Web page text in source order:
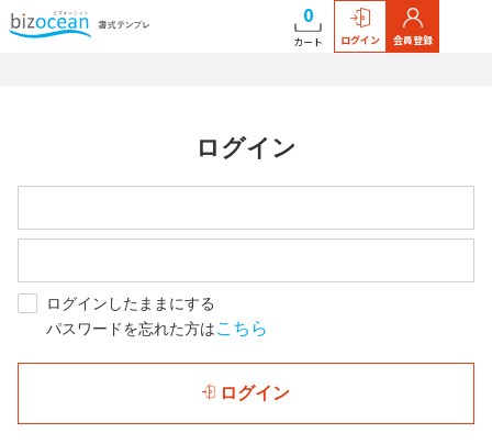
0
カート ログイン 会員登録
ログイン
ログインしたままにする
パスワードを忘れた方はこちら
ログイン